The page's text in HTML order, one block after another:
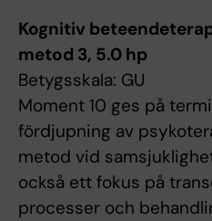
Kognitiv
metod 3, 5.0 hp
Betygsskala: GU
Moment 10 ges på
fördjupning av
metod vid
också ett fokus på
processer och